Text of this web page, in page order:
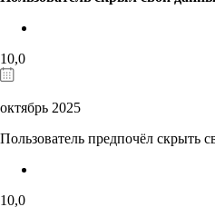
10,0
октябрь 2025
Пользователь предпочёл скрыть
10,0